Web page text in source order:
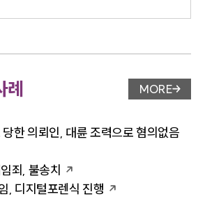
례 업무사례
MORE
한 의뢰인, 대륜 조력으로 혐의없음
죄, 불송치
, 디지털포렌식 진행